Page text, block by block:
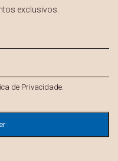
exclusivos.
de Privacidade.